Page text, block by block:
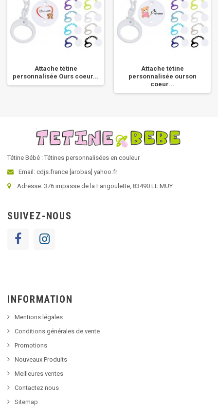
Attache tétine
personnalisée Ours coeur...
Attache tétine
personnalisée ourson
coeur...
Tétine Bébé : Tétines personnalisées en couleur
Email: cdjs.france [arobas] yahoo.fr
Adresse: 376 impasse de la Farigoulette, 83490 LE MUY
SUIVEZ-NOUS
INFORMATION
Mentions légales
Conditions générales de vente
Promotions
Nouveaux Produits
Meilleures ventes
Contactez nous
Sitemap